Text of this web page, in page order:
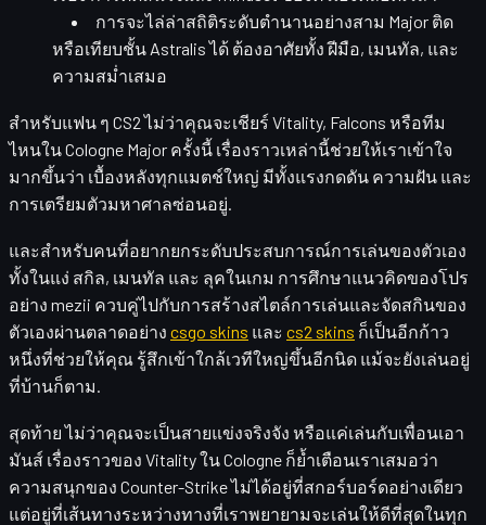
การจะไล่ล่าสถิติระดับตำนานอย่างสาม Major ติด
หรือเทียบชั้น Astralis ได้ ต้องอาศัยทั้งฝีมือ, เมนทัล, และ
ความสม่ำเสมอ
สำหรับแฟน ๆ CS2 ไม่ว่าคุณจะเชียร์ Vitality, Falcons หรือทีม
ไหนใน Cologne Major ครั้งนี้ เรื่องราวเหล่านี้ช่วยให้เราเข้าใจ
มากขึ้นว่า เบื้องหลังทุกแมตช์ใหญ่ มีทั้งแรงกดดัน ความฝัน และ
การเตรียมตัวมหาศาลซ่อนอยู่.
และสำหรับคนที่อยากยกระดับประสบการณ์การเล่นของตัวเอง
ทั้งในแง่ สกิล, เมนทัล และ ลุคในเกม การศึกษาแนวคิดของโปร
อย่าง mezii ควบคู่ไปกับการสร้างสไตล์การเล่นและจัดสกินของ
ตัวเองผ่านตลาดอย่าง csgo skins และ cs2 skins ก็เป็นอีกก้าว
หนึ่งที่ช่วยให้คุณ รู้สึกเข้าใกล้เวทีใหญ่ขึ้นอีกนิด แม้จะยังเล่นอยู่
ที่บ้านก็ตาม.
สุดท้าย ไม่ว่าคุณจะเป็นสายแข่งจริงจัง หรือแค่เล่นกับเพื่อนเอา
มันส์ เรื่องราวของ Vitality ใน Cologne ก็ย้ำเตือนเราเสมอว่า
ความสนุกของ Counter-Strike ไม่ได้อยู่ที่สกอร์บอร์ดอย่างเดียว
แต่อยู่ที่เส้นทางระหว่างทางที่เราพยายามจะเล่นให้ดีที่สุดในทุก